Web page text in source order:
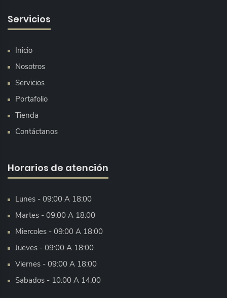
Servicios
Inicio
Nosotros
Servicios
Portafolio
Tienda
Contáctanos
Horarios de atención
Lunes - 09:00 A 18:00
Martes - 09:00 A 18:00
Miercoles - 09:00 A 18:00
Jueves - 09:00 A 18:00
Viernes - 09:00 A 18:00
Sabados - 10:00 A 14:00